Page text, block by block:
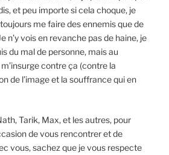
et peu importe si cela choque, je
me faire des ennemis que de
n’y vois en revanche pas de haine, je
du mal de personne, mais au
contre ça (contre la
de l’image et la souffrance qui en
Tarik, Max, et les autres, pour
de vous rencontrer et de
vous, sachez que je vous respecte